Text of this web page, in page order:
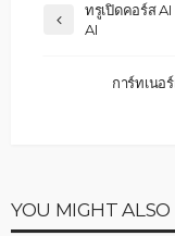
ทรูเปิดคอร์ส
AI
การ์ทเนอ
YOU MIGHT ALSO